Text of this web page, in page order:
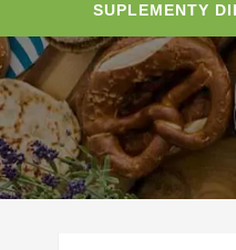
SUPLEMENTY